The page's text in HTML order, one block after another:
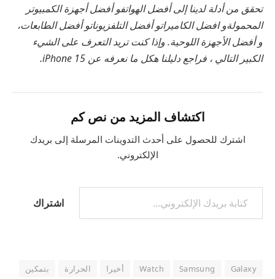
تحقق من أدلة لدينا إلىأفضل الهواتفوأفضل أجهزة الكمبيوتر
المحمولةوافضل الكاميراتوأفضل التلفزيوناتوأفضل الطابعات،
وأفضل الأجهزة اللوحية. وإذا كنت تريد التعرف على الشيء
الكبير التالي ، فراجع دليلنا هكل ما نعرفه عن iPhone 15 .
اكتشاف المزيد من نص كم
اشترك للحصول على أحدث التدوينات المرسلة إلى بريدك
الإلكتروني.
اشتراك
Galaxy
Samsung
Watch أخيرا الحرارة
بتمكين